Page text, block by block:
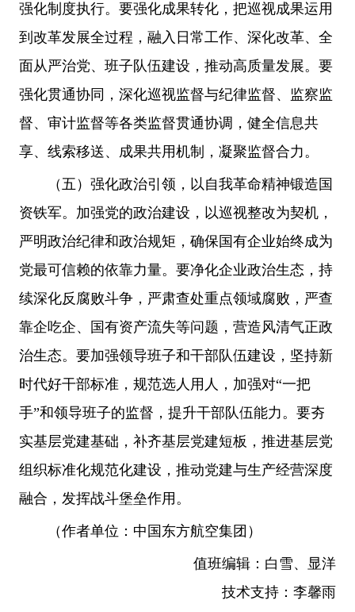
强化制度执行。要强化成果转化，把巡视成果运用
到改革发展全过程，融入日常工作、深化改革、全
面从严治党、班子队伍建设，推动高质量发展。要
强化贯通协同，深化巡视监督与纪律监督、监察监
督、审计监督等各类监督贯通协调，健全信息共
享、线索移送、成果共用机制，凝聚监督合力。
（五）强化政治引领，以自我革命精神锻造国
资铁军。加强党的政治建设，以巡视整改为契机，
严明政治纪律和政治规矩，确保国有企业始终成为
党最可信赖的依靠力量。要净化企业政治生态，持
续深化反腐败斗争，严肃查处重点领域腐败，严查
靠企吃企、国有资产流失等问题，营造风清气正政
治生态。要加强领导班子和干部队伍建设，坚持新
时代好干部标准，规范选人用人，加强对“一把
手”和领导班子的监督，提升干部队伍能力。要夯
实基层党建基础，补齐基层党建短板，推进基层党
组织标准化规范化建设，推动党建与生产经营深度
融合，发挥战斗堡垒作用。
（作者单位：中国东方航空集团）
值班编辑：白雪、显洋
技术支持：李馨雨